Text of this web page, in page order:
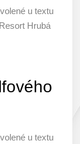
u textu
Hrubá
u textu